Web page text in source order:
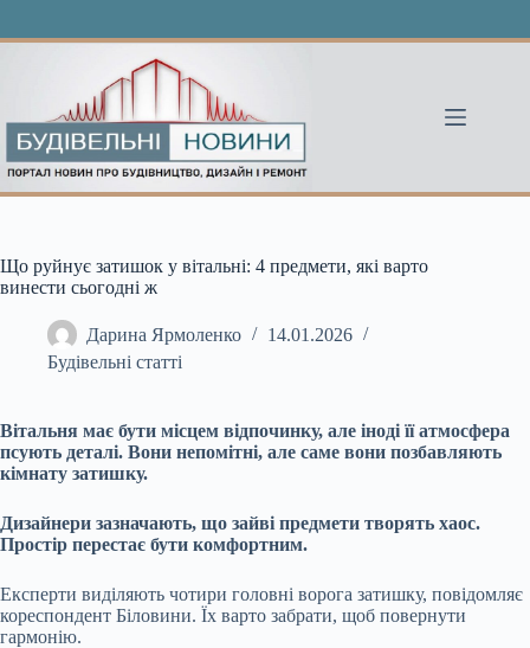
Що руйнує затишок у вітальні: 4 предмети, які варто
винести сьогодні ж
Дарина Ярмоленко
14.01.2026
Будівельні статті
Вітальня має бути місцем відпочинку, але іноді її атмосфера
псують деталі. Вони непомітні, але саме вони позбавляють
кімнату затишку.
Дизайнери зазначають, що зайві предмети творять хаос.
Простір перестає бути комфортним.
Експерти виділяють чотири головні ворога затишку, повідомляє
кореспондент Біловини. Їх варто забрати, щоб повернути
гармонію.